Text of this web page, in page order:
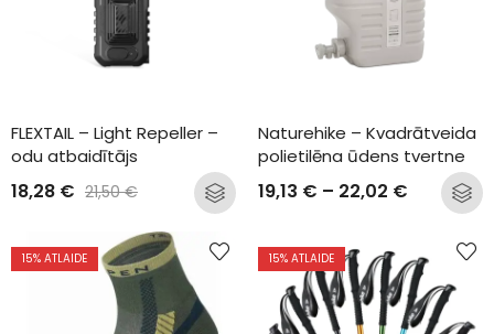
FLEXTAIL – Light Repeller –
odu atbaidītājs
18,28 € 21,50€
Naturehike – Kvadrātveida
polietilēna ūdens tvertne
19,13 € – 22,02 €
15% ATLAIDE 15% ATLAIDE